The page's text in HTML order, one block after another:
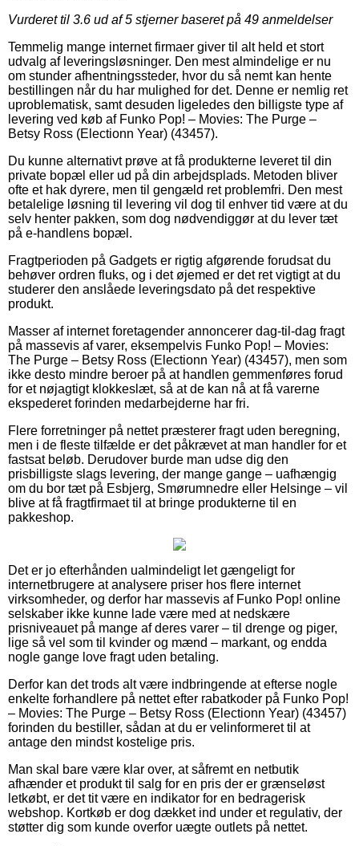
Vurderet til 3.6 ud af 5 stjerner baseret på 49 anmeldelser
Temmelig mange internet firmaer giver til alt held et stort
udvalg af leveringsløsninger. Den mest almindelige er nu
om stunder afhentningssteder, hvor du så nemt kan hente
bestillingen når du har mulighed for det. Denne er nemlig ret
uproblematisk, samt desuden ligeledes den billigste type af
levering ved køb af Funko Pop! – Movies: The Purge –
Betsy Ross (Electionn Year) (43457).
Du kunne alternativt prøve at få produkterne leveret til din
private bopæl eller ud på din arbejdsplads. Metoden bliver
ofte et hak dyrere, men til gengæld ret problemfri. Den mest
betalelige løsning til levering vil dog til enhver tid være at du
selv henter pakken, som dog nødvendiggør at du lever tæt
på e-handlens bopæl.
Fragtperioden på Gadgets er rigtig afgørende forudsat du
behøver ordren fluks, og i det øjemed er det ret vigtigt at du
studerer den anslåede leveringsdato på det respektive
produkt.
Masser af internet foretagender annoncerer dag-til-dag fragt
på massevis af varer, eksempelvis Funko Pop! – Movies:
The Purge – Betsy Ross (Electionn Year) (43457), men som
ikke desto mindre beroer på at handlen gemmenføres forud
for et nøjagtigt klokkeslæt, så at de kan nå at få varerne
ekspederet forinden medarbejderne har fri.
Flere forretninger på nettet præsterer fragt uden beregning,
men i de fleste tilfælde er det påkrævet at man handler for et
fastsat beløb. Derudover burde man udse dig den
prisbilligste slags levering, der mange gange – uafhængig
om du bor tæt på Esbjerg, Smørumnedre eller Helsinge – vil
blive at få fragtfirmaet til at bringe produkterne til en
pakkeshop.
Det er jo efterhånden ualmindeligt let gængeligt for
internetbrugere at analysere priser hos flere internet
virksomheder, og derfor har massevis af Funko Pop! online
selskaber ikke kunne lade være med at nedskære
prisniveauet på mange af deres varer – til drenge og piger,
lige så vel som til kvinder og mænd – markant, og endda
nogle gange love fragt uden betaling.
Derfor kan det trods alt være indbringende at efterse nogle
enkelte forhandlere på nettet efter rabatkoder på Funko Pop!
– Movies: The Purge – Betsy Ross (Electionn Year) (43457)
forinden du bestiller, sådan at du er velinformeret til at
antage den mindst kostelige pris.
Man skal bare være klar over, at såfremt en netbutik
afhænder et produkt til salg for en pris der er grænseløst
letkøbt, er det tit være en indikator for en bedragerisk
webshop. Kortkøb er dog dækket ind under et regulativ, der
støtter dig som kunde overfor uægte outlets på nettet.